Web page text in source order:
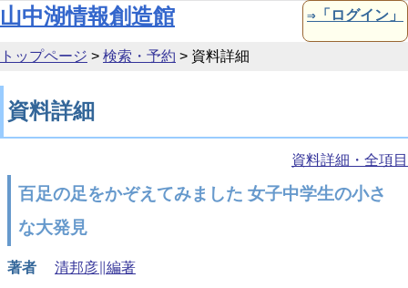
本文へ移動
山中湖情報創造館 ⇒「ログイン」
トップページ > 検索・予約 > 資料詳細
資料詳細
資料詳細・全項目
百足の足をかぞえてみました 女子中学生の小さ
な大発見
著者
清邦彦∥編著